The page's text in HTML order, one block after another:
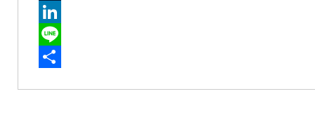
Tumblr
LinkedIn
Line
有